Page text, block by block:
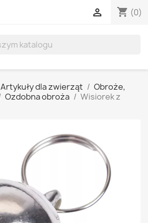
shopping_cart (0)

Artykuły dla zwierząt
Obroże,
Ozdobna obroża
Wisiorek z